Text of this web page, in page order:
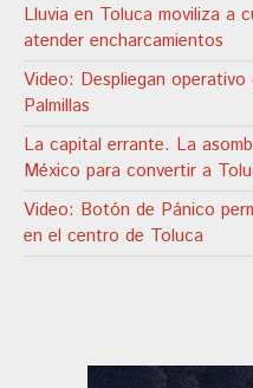
Lluvia en Toluca moviliza a
atender encharcamientos
Video: Despliegan
Palmillas
La capital errante. La
México para convertir a
Video: Botón de Pánico
en el centro de Toluca